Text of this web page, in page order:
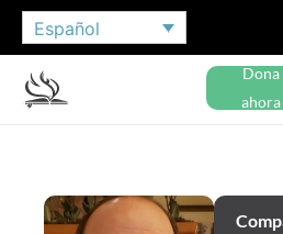
Español
Dona
ahora